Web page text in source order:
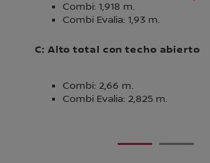
Combi: 1,918 m.
Combi Evalia: 1,93 m.
C: Alto total con techo abierto
Combi: 2,66 m.
Combi Evalia: 2,825 m.
1 2